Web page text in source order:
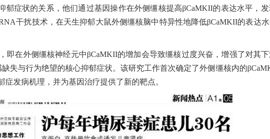
症状的关系，他们通过基因操作在外侧缰核提高βCaMKII的表达水平，发
干扰技术，在天生抑郁大鼠外侧缰核脑中特异性地降低βCaMKII的表达
在外侧缰核神经元中βCaMKII的增加会导致缰核过度兴奋，增强了对其
失与行为绝望的核心抑郁症状。该研究工作首次确定了外侧缰核内的
发病机理，并为基因治疗提供了新的靶点。